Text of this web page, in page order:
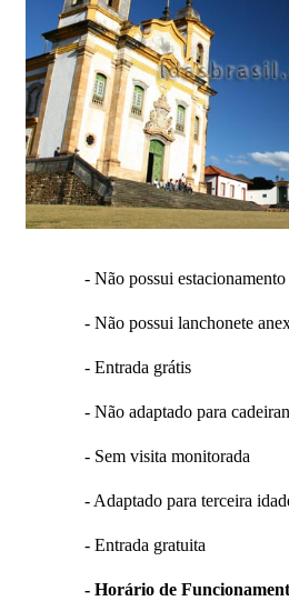
- Não possui estacionamento
- Não possui lanchonete
- Entrada grátis
- Não adaptado para
- Sem visita monitorada
- Adaptado para terceira
- Entrada gratuita
- Horário de